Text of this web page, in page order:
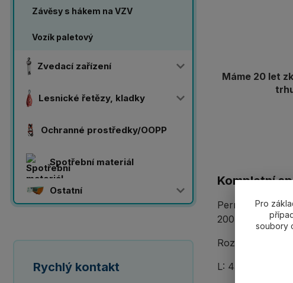
Závěsy s hákem na VZV
Vozík paletový
Zvedací zařízení
Lesnické řetězy, kladky
Ochranné prostředky/OOPP
Spotřební materiál
Ostatní
Rychlý kontakt
Máme 20 let
Kompletní
Permanentní
200-800 mm),
Rozměry:
L: 431 mm
Pro
soubory